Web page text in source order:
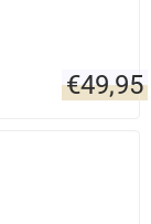
€49,95